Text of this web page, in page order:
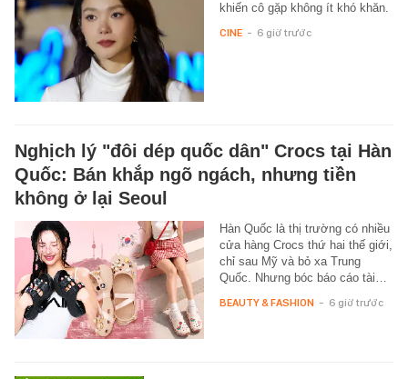
khiến cô gặp không ít khó khăn.
CINE - 6 giờ trước
Nghịch lý "đôi dép quốc dân" Crocs tại Hàn
Quốc: Bán khắp ngõ ngách, nhưng tiền
không ở lại Seoul
Hàn Quốc là thị trường có nhiều
cửa hàng Crocs thứ hai thế giới,
chỉ sau Mỹ và bỏ xa Trung
Quốc. Nhưng bóc báo cáo tài…
BEAUTY & FASHION - 6 giờ trước